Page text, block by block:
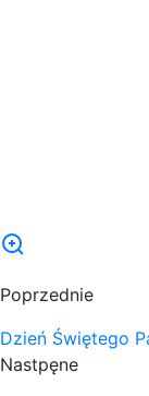
Poprzednie
Dzień Świętego
Nastpęne